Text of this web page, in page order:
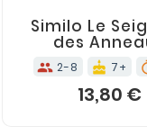
Similo Le
des
groups2-8 cake 7+
13,80 €